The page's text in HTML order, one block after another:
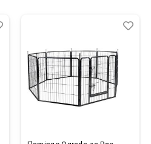
Dodaj
Uporedi